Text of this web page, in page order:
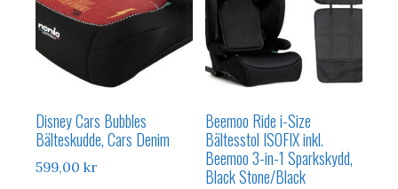
Disney Cars Bubbles
Bälteskudde, Cars Denim
599,00 kr
Beemoo Ride i-Size
Bältesstol ISOFIX inkl.
Beemoo 3-in-1 Sparkskydd,
Black Stone/Black